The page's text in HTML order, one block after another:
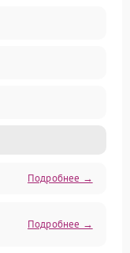
Подробнее →
Подробнее →